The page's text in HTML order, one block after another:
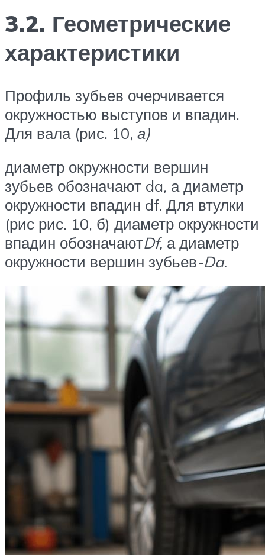
3.2. Геометрические
характеристики
Профиль зубьев очерчи­вается
окружностью выступов и впадин.
Для вала (рис. 10, а)
диаметр окружности вершин
зубьев обозна­чают da, а диаметр
окружности впадин df. Для втулки
(рис рис. 10, б) диаметр окружности
впадин обозначаютDf, а диаметр
окружности вершин зубьев-Da.